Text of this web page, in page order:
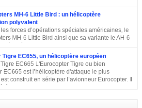
Le modèle premier était doté de la même
et du même rotor principal que le
a effectué son premier vol en septembre
en 1967 et est toujours en service dans quelques
en 1962 que Bell décide de construire un
MH-6 Little Bird : un hélicoptère
polyvalent
forces d’opérations spéciales américaines, le
MH-6 Little Bird ainsi que sa variante le AH-6
conçu par l’avionneur américain MD
Lorsqu’en 1960, l’armée américaine a évoqué
un hélicoptère léger d’observation qui serait
divers rôles, de nombreuses compagnies
pour remporter le projet. Parmi elles, il y a eu
Tigre EC655, un hélicoptère européen
EC665 L'Eurocopter Tigre ou bien
EC665 est l’hélicoptère d'attaque le plus
construit en série par l’avionneur Eurocopter. Il
missions d’appui à proximité immédiate des